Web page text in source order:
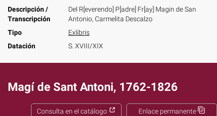
Descripción /
Transcripción
Del R[everendo] P[adre] Fr[ay] Magin de San
Antonio, Carmelita Descalzo
Tipo
Exlibris
Datación
S. XVIII/XIX
Magí de Sant Antoni, 1762-1826
Enlace permanente
Consulta en el catálogo